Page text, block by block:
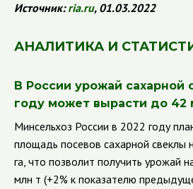
Источник:ria.ru, 01.03.2022
АНАЛИТИКА И
В России урожай сахарной
году может вырасти до 42
Минсельхоз России в 2022 году
площадь посевов сахарной
га, что позволит получить урожай
млн т (+2% к показателю